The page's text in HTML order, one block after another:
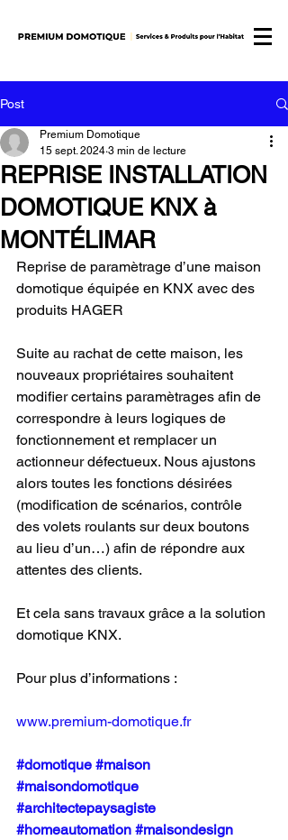
Post
REPRISE INSTALLATION
DOMOTIQUE KNX à
MONTÉLIMAR
Premium Domotique
15 sept. 2024 3 min de lecture
Reprise de paramètrage d’une maison
domotique équipée en KNX avec des
produits HAGER
Suite au rachat de cette maison, les
nouveaux propriétaires souhaitent
modifier certains paramètrages afin de
correspondre à leurs logiques de
fonctionnement et remplacer un
actionneur défectueux. Nous ajustons
alors toutes les fonctions désirées
(modification de scénarios, contrôle
des volets roulants sur deux boutons
au lieu d’un…) afin de répondre aux
attentes des clients.
Et cela sans travaux grâce a la solution
domotique KNX.
Pour plus d’informations :
www.premium-domotique.fr
#domotique #maison
#maisondomotique
#architectepaysagiste
#homeautomation #maisondesign